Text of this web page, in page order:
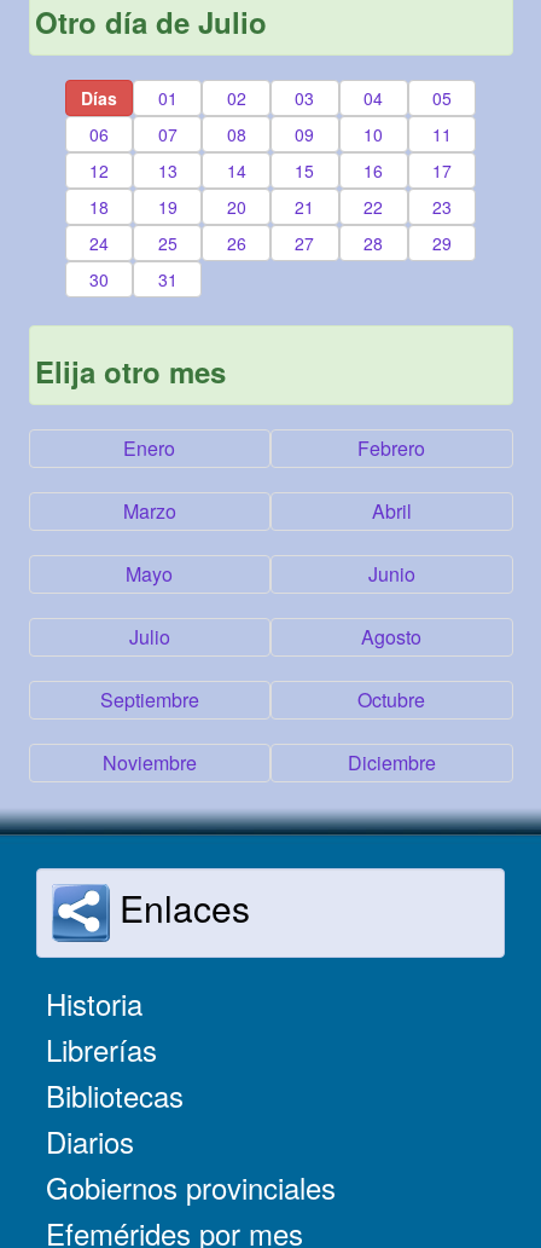
Otro día de Julio
Días 01 02 03 04
05
06
07 08 09 10
11
12
13 14 15 16
17
18
19 20 21 22
23
24
25 26 27 28
29
30
31
Elija otro mes
Enero Febrero
Marzo Abril
Mayo Junio
Julio Agosto
Septiembre Octubre
Noviembre Diciembre
Enlaces
Historia
Librerías
Bibliotecas
Diarios
Gobiernos provinciales
Efemérides por mes